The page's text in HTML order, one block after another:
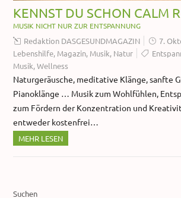
KENNST DU SCHON CALM
MUSIK NICHT NUR ZUR ENTSPANNUNG
Redaktion DASGESUNDMAGAZIN
7.
Lebenshilfe, Magazin, Musik, Natur
Musik,Wellness
Naturgeräusche, meditative Klänge, sanfte
Pianoklänge … Musik zum Wohlfühlen,
zum Fördern der Konzentration und
entweder kostenfrei…
MEHR LESEN
Suchen